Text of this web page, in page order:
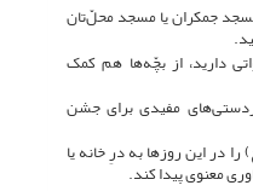
جمکران یا مسجد محلّ‌تان
دارید، از بچّه‌ها هم کمک
مفیدی برای جشن
در این روزها به درِ خانه یا
معنوی پیدا کند.